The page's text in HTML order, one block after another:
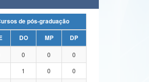
de pós-graduação
DO MP
DP
0 0
0
1 0
0